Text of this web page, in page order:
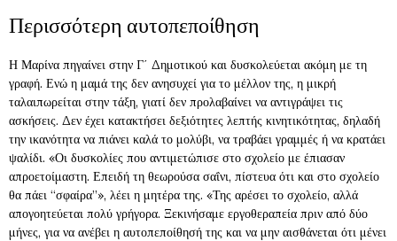
Περισσότερη αυτοπεποίθηση
Η Μαρίνα πηγαίνει στην Γ΄ Δημοτικού και δυσκολεύεται ακόμη με τη
γραφή. Ενώ η μαμά της δεν ανησυχεί για το μέλλον της, η μικρή
ταλαιπωρείται στην τάξη, γιατί δεν προλαβαίνει να αντιγράψει τις
ασκήσεις. Δεν έχει κατακτήσει δεξιότητες λεπτής κινητικότητας, δηλαδή
την ικανότητα να πιάνει καλά το μολύβι, να τραβάει γραμμές ή να κρατάει
ψαλίδι. «Οι δυσκολίες που αντιμετώπισε στο σχολείο με έπιασαν
απροετοίμαστη. Επειδή τη θεωρούσα σαΐνι, πίστευα ότι και στο σχολείο
θα πάει “σφαίρα”», λέει η μητέρα της. «Της αρέσει το σχολείο, αλλά
απογοητεύεται πολύ γρήγορα. Ξεκινήσαμε εργοθεραπεία πριν από δύο
μήνες, για να ανέβει η αυτοπεποίθησή της και να μην αισθάνεται ότι μένει